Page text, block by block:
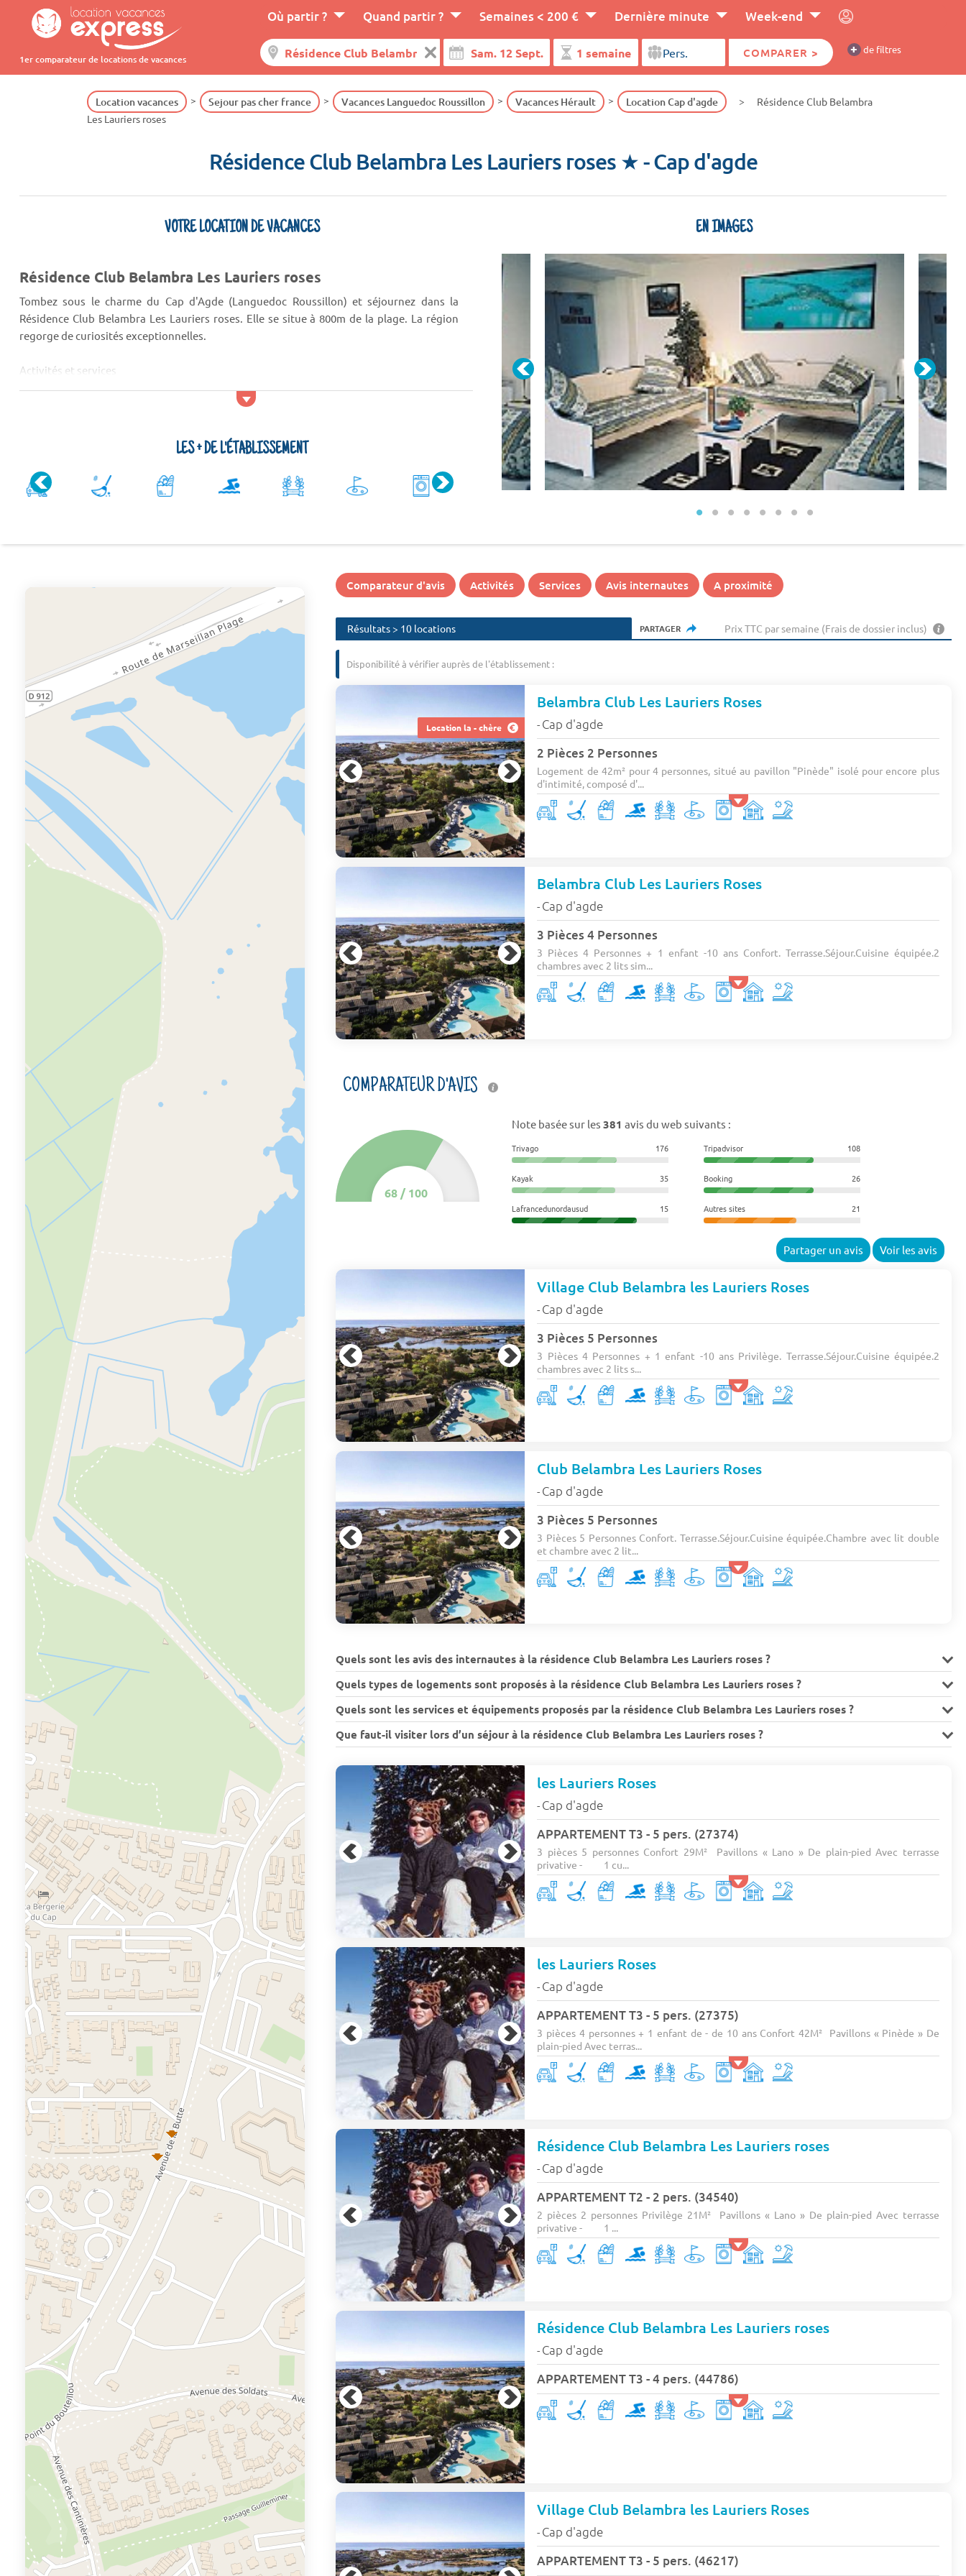
1er comparateur de locations de vacances
Où partir ? Quand partir ? Semaines < 200 € Dernière minute Week-end
COMPARER > + de filtres
Location vacances Sejour pas cher france Vacances Languedoc Roussillon Vacances Hérault Location Cap d'agde
Résidence Club Belambra
Les Lauriers roses
Résidence Club Belambra Les Lauriers roses ★- Cap d'agde
VOTRE LOCATION DE VACANCES
Résidence Club Belambra Les Lauriers roses
Tombez sous le charme du Cap d'Agde (Languedoc Roussillon) et séjournez dans la
Résidence Club Belambra Les Lauriers roses. Elle se situe à 800m de la plage. La région
regorge de curiosités exceptionnelles.
Activités et services
Parmi les lieux de sortie qui se situent près de la Résidence Club Belambra Les Lauriers
roses, vous trouverez un cabaret, un billard, des bars et un cinéma. Les amateurs de
LES + DE L'ÉTABLISSEMENT
EN IMAGES
Comparateur d'avis Activités Services Avis internautes A proximité
Résultats > 10 locations PARTAGER Prix TTC par semaine (Frais de dossier inclus)
Disponibilité à vérifier auprès de l'établissement :
Location la - chère
Belambra Club Les Lauriers Roses
- Cap d'agde
2 Pièces 2 Personnes
Logement de 42m² pour 4 personnes, situé au pavillon "Pinède" isolé pour encore plus
d'intimité, composé d'...
Belambra Club Les Lauriers Roses
- Cap d'agde
3 Pièces 4 Personnes
3 Pièces 4 Personnes + 1 enfant -10 ans Confort. Terrasse.Séjour.Cuisine équipée.2
chambres avec 2 lits sim...
COMPARATEUR D'AVIS
68/100
Note basée sur les 381 avis du web suivants :
Trivago 176 Tripadvisor 108
Kayak 35 Booking 26
Lafrancedunordausud 15 Autres sites 21
Partager un avis Voir les avis
Village Club Belambra les Lauriers Roses
- Cap d'agde
3 Pièces 5 Personnes
3 Pièces 4 Personnes + 1 enfant -10 ans Privilège. Terrasse.Séjour.Cuisine équipée.2
chambres avec 2 lits s...
Club Belambra Les Lauriers Roses
- Cap d'agde
3 Pièces 5 Personnes
3 Pièces 5 Personnes Confort. Terrasse.Séjour.Cuisine équipée.Chambre avec lit double
et chambre avec 2 lit...
Quels sont les avis des internautes à la résidence Club Belambra Les Lauriers roses ?
Quels types de logements sont proposés à la résidence Club Belambra Les Lauriers roses ?
Quels sont les services et équipements proposés par la résidence Club Belambra Les Lauriers roses ?
Que faut-il visiter lors d’un séjour à la résidence Club Belambra Les Lauriers roses ?
les Lauriers Roses
- Cap d'agde
APPARTEMENT T3 - 5 pers. (27374)
3 pièces 5 personnes Confort 29M² Pavillons « Lano » De plain-pied Avec terrasse
privative - 1 cu...
les Lauriers Roses
- Cap d'agde
APPARTEMENT T3 - 5 pers. (27375)
3 pièces 4 personnes + 1 enfant de - de 10 ans Confort 42M² Pavillons « Pinède » De
plain-pied Avec terras...
Résidence Club Belambra Les Lauriers roses
- Cap d'agde
APPARTEMENT T2 - 2 pers. (34540)
2 pièces 2 personnes Privilège 21M² Pavillons « Lano » De plain-pied Avec terrasse
privative - 1 ...
Résidence Club Belambra Les Lauriers roses
- Cap d'agde
APPARTEMENT T3 - 4 pers. (44786)
Village Club Belambra les Lauriers Roses
- Cap d'agde
APPARTEMENT T3 - 5 pers. (46217)